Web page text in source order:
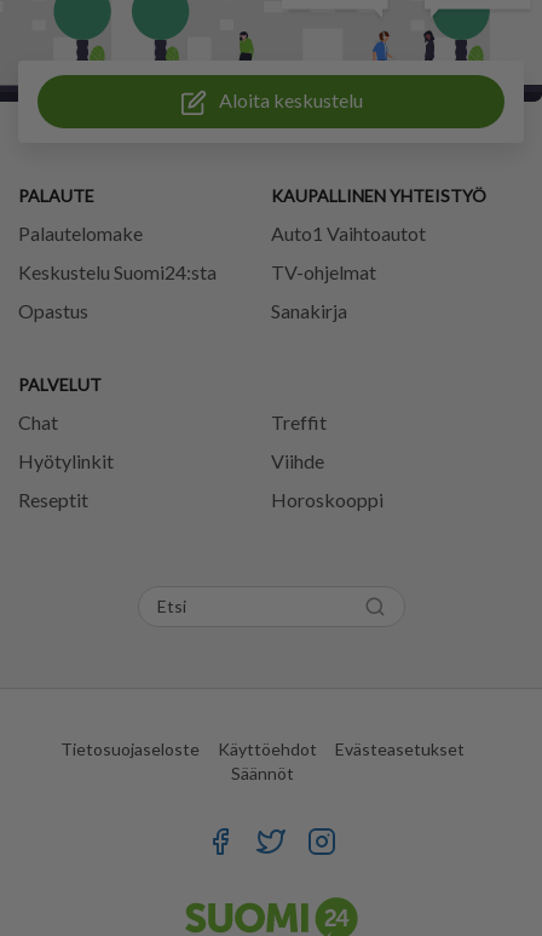
Aloita keskustelu
PALAUTE
Palautelomake
Keskustelu Suomi24:sta
Opastus
PALVELUT
Chat
Treffit
Hyötylinkit
Viihde
Reseptit
Horoskooppi
KAUPALLINEN YHTEISTYÖ
Auto1 Vaihtoautot
TV-ohjelmat
Sanakirja
Tietosuojaseloste Käyttöehdot
Evästeasetukset
Säännöt